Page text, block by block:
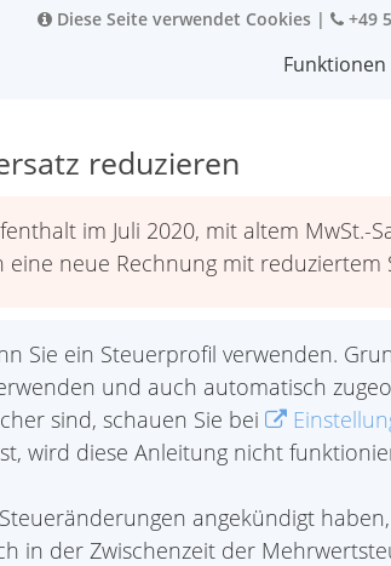
Diese Seite verwendet Cookies | +49
Funktionen
reduzieren
im Juli 2020, mit altem
neue Rechnung mit reduziertem
Sie ein Steuerprofil verwenden.
und auch automatisch
sind, schauen Sie bei
wird diese Anleitung nicht
angekündigt
in der Zwischenzeit der